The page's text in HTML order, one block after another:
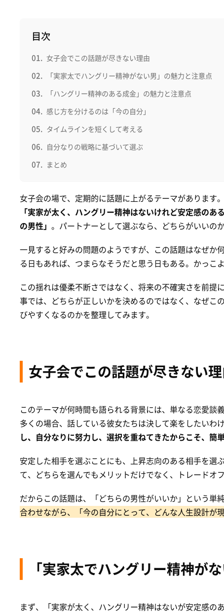
目次
女子会でこの話題が尽きない理由
「実家太でハングリー精神がない男」の魅力と注意点
「ハングリー精神のある成金」の魅力と注意点
感じ方を分けるのは「今の自分」
タイムラインを短くして考える
自分なりの戦略に基づいて選ぶ
まとめ
女子会の場で、定期的に話題に上がるテーマがあります。
「実家が太く、ハングリー精神はないけれど安定感のある
の男性」 。パートナーとして選ぶなら、どちらがいいの
一見すると好みの問題のようですが、この話題はなぜか
る日もあれば、つまらなそうだと思う日もある。かっこ
この揺れは優柔不断さではなく、将来の不確実さを前
事では、どちらが正しいかを決めるのではなく、なぜこ
びやすくなるのかを整理してみます。
女子会でこの話題が尽きない
このテーマが何時間も語られる背景には、単なる恋愛談
多くの場合、話している彼女たちは決して楽をしたいわ
し、自分なりに努力し、選択を重ねてきたからこそ、簡
安定した相手を選ぶことにも、上昇志向のある相手を選
て、どちらを選んでもメリットだけでなく、トレードオ
だからこの話題は、「どちらの男性がいいか」という単
合わせながら、「今の自分にとって、どんな人生設計が
「実家太でハングリー精神が
まず、「実家が太く、ハングリー精神はないが安定感の